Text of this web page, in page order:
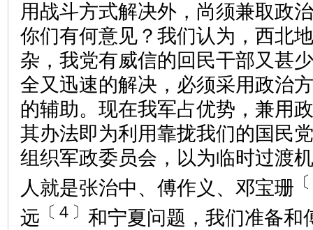
用战斗方式解决外，尚须兼取政
你们有何意见？我们认为，西北
杂，我党有威信的回民干部又甚
全又迅速的解决，必须采用政治
的辅助。现在我军占优势，兼用
其办法即为利用靠拢我们的国民
组织军政委员会，以为临时过渡
人就是张治中、傅作义、邓宝珊
远 〔４〕 和宁夏问题，我们准备和